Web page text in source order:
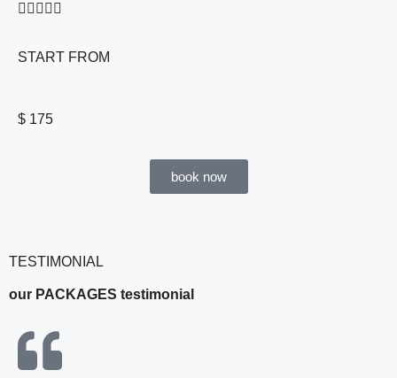
    
START FROM
$ 175
book now
TESTIMONIAL
our PACKAGES testimonial